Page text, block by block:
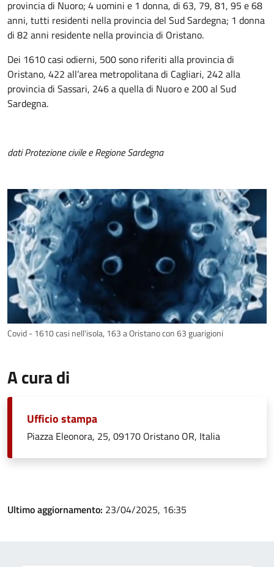
provincia di Nuoro; 4 uomini e 1 donna, di 63, 79, 81, 95 e 68
anni, tutti residenti nella provincia del Sud Sardegna; 1 donna
di 82 anni residente nella provincia di Oristano.
Dei 1610 casi odierni, 500 sono riferiti alla provincia di
Oristano, 422 all’area metropolitana di Cagliari, 242 alla
provincia di Sassari, 246 a quella di Nuoro e 200 al Sud
Sardegna.
dati Protezione civile e Regione Sardegna
Covid - 1610 casi nell'isola, 163 a Oristano con 63 guarigioni
A cura di
Ufficio stampa
Piazza Eleonora, 25, 09170 Oristano OR, Italia
Ultimo aggiornamento: 23/04/2025, 16:35